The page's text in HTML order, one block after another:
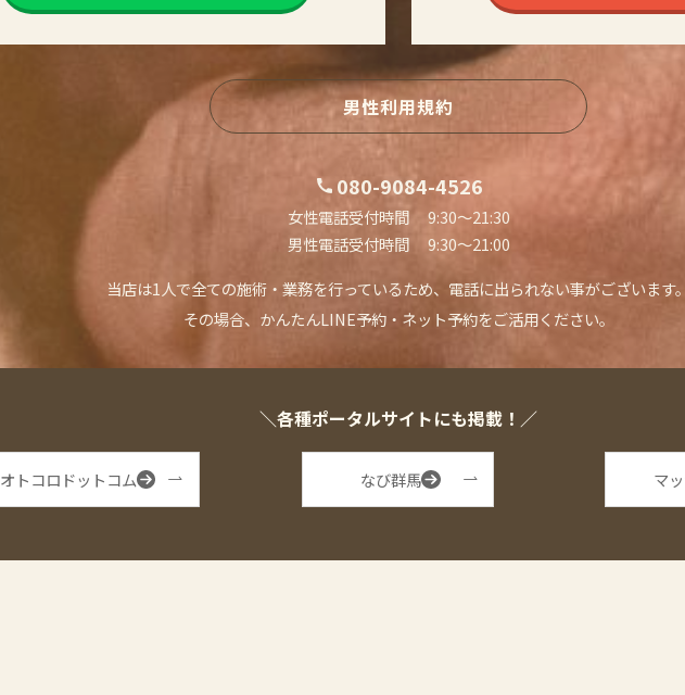
男性利用規約
080-9084-4526
女性電話受付時間 9:30〜21:30
男性電話受付時間 9:30〜21:00
当店は1人で全ての施術・業務を行っているため、 電話に出られない事がございます。
その場合、かんたんLINE予約・ネット予約をご活用ください。
＼各種ポータルサイトにも掲載！／
オトコロドットコム なび群馬 マ